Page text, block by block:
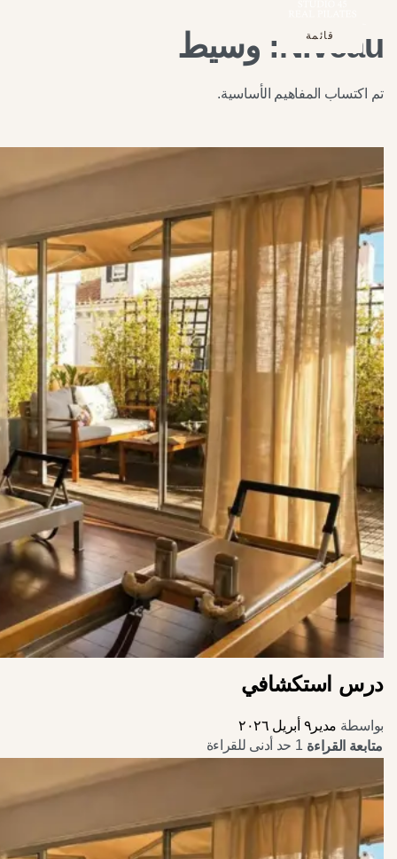
قائمة
Niveau: وسيط
تم اكتساب المفاهيم الأساسية.
درس استكشافي
بواسطة مدير ٩ أبريل ٢٠٢٦
متابعة القراءة 1 حد أدنى للقراءة